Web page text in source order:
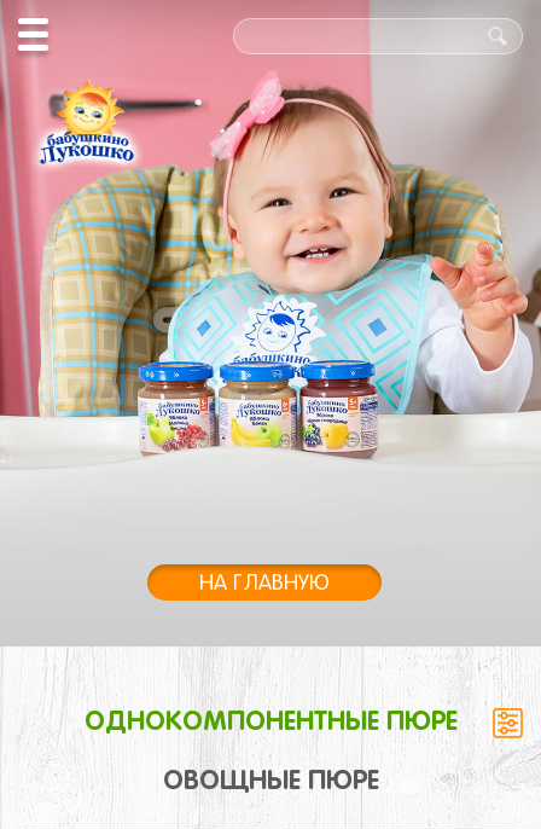
Польза
в каждой
ложке!
НА ГЛАВНУЮ
ОДНОКОМПОНЕНТНЫЕ ПЮРЕ
ОВОЩНЫЕ ПЮРЕ